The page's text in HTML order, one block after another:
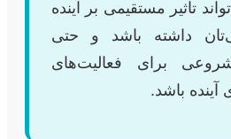
تأثیر مستقیمی بر آینده
داشته باشد و حتی
برای فعالیت‌های
باشد.